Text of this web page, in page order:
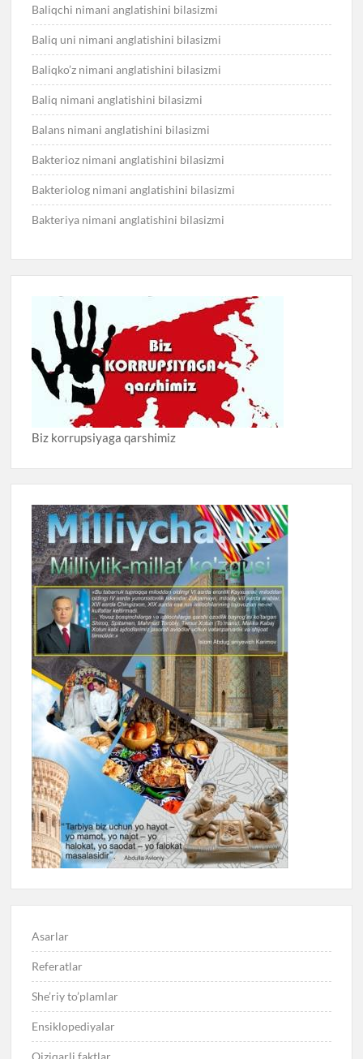
Baliqchi nimani anglatishini bilasizmi
Baliq uni nimani anglatishini bilasizmi
Baliqko’z nimani anglatishini bilasizmi
Baliq nimani anglatishini bilasizmi
Balans nimani anglatishini bilasizmi
Bakterioz nimani anglatishini bilasizmi
Bakteriolog nimani anglatishini bilasizmi
Bakteriya nimani anglatishini bilasizmi
Biz korrupsiyaga qarshimiz
Asarlar
Referatlar
She’riy to’plamlar
Ensiklopediyalar